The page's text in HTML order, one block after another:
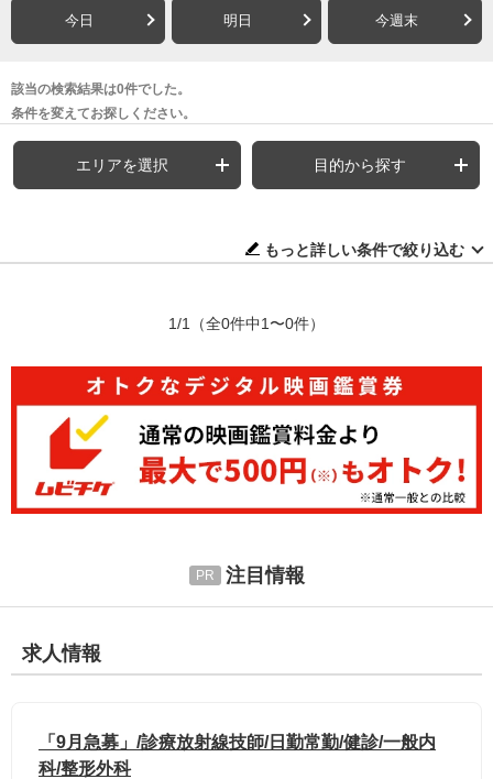
今日 明日 今週末
該当の検索結果は0件でした。
条件を変えてお探しください。
エリアを選択 目的から探す
もっと詳しい条件で絞り込む
1/1 （全0件中1〜0件）
注目情報
求人情報
「9月急募」/診療放射線技師/日勤常勤/健診/一般内
科/整形外科